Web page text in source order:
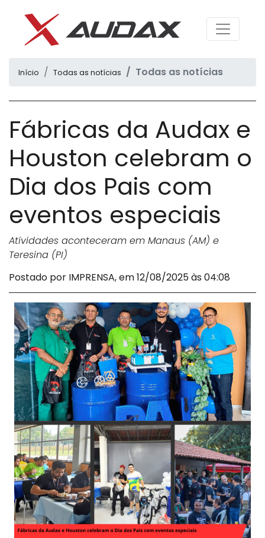
Início Todas as notícias Todas as notícias
Fábricas da Audax e
Houston celebram o
Dia dos Pais com
eventos especiais
Atividades aconteceram em Manaus (AM) e
Teresina (PI)
Postado por IMPRENSA, em 12/08/2025 às 04:08